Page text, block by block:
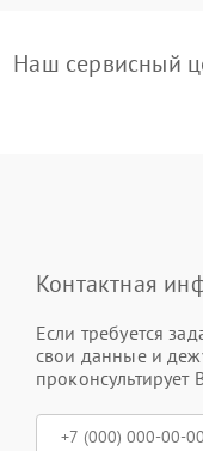
Наш сервисный
Контактная
Если требуется
свои данные и
проконсультирует